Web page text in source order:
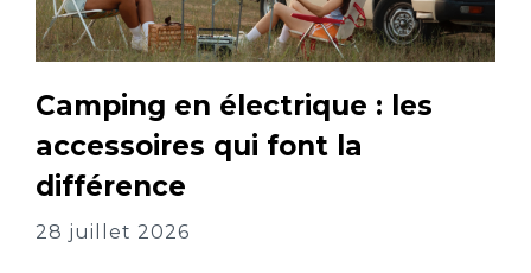
Camping en électrique : les
accessoires qui font la
différence
28 juillet 2026